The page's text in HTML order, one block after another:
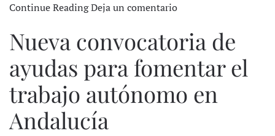
Continue ReadingDeja un comentario
Nueva convocatoria de
ayudas para fomentar el
trabajo autónomo en
Andalucía